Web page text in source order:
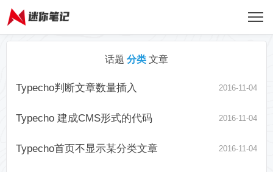
话题 分类 文章
Typecho判断文章数量插入 2016-11-04
Typecho 建成CMS形式的代码 2016-11-04
Typecho首页不显示某分类文章 2016-11-04